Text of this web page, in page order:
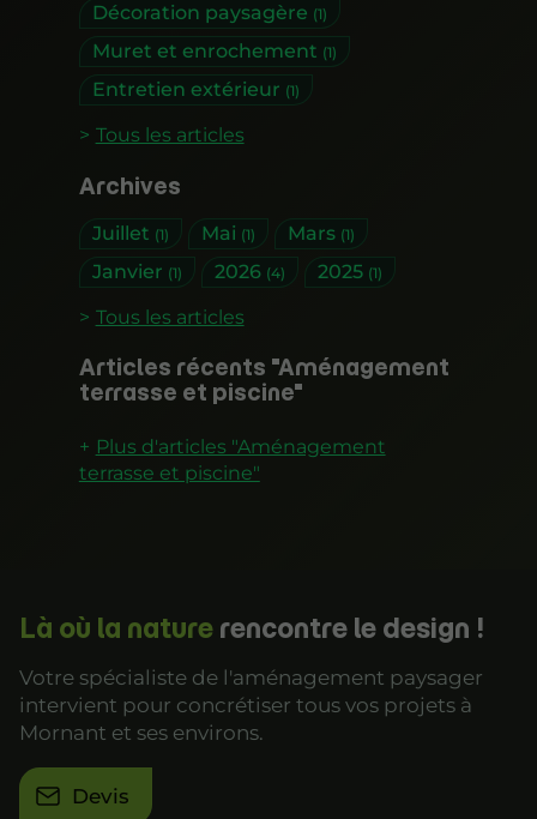
Décoration paysagère (1)
Muret et enrochement (1)
Entretien extérieur (1)
Tous les articles
Archives
Juillet (1) Mai (1) Mars (1)
Janvier (1) 2026 (4) 2025 (1)
Tous les articles
Articles récents "Aménagement
terrasse et piscine"
Plus d'articles "Aménagement
terrasse et piscine"
Là où la nature rencontre le design !
Votre spécialiste de l'aménagement paysager
intervient pour concrétiser tous vos projets à
Mornant et ses environs.
Devis